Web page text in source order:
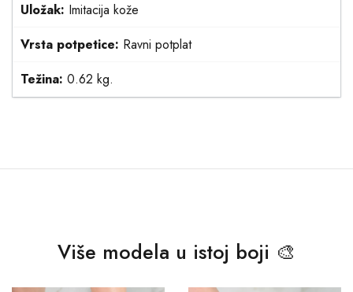
Uložak: Imitacija kože
Vrsta potpetice: Ravni potplat
Težina: 0.62 kg.
Više modela u istoj boji 🎨